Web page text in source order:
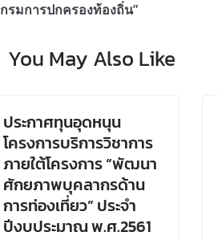
กรมการปกครองท้องถิ่น”
You May Also Like
ประกาศทุนอุดหนุน
โครงการบริการวิชาการ
ภายใต้โครงการ “พัฒนา
ศักยภาพบุคลากรด้าน
การท่องเที่ยว” ประจำ
ปีงบประมาณ พ.ศ.2561